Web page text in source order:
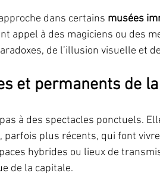
dans certains musées
appel à des magiciens ou des
de l’illusion visuelle et
et permanents de
à des spectacles ponctuels.
plus récents, qui font
hybrides ou lieux de
de la capitale.